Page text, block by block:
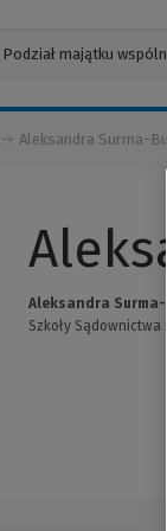
Aleksandra Surma-
Aleksandra
Szkoły